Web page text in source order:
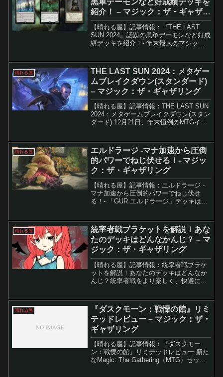
黒単デーモンなど好成績デッキを
紹介！ – マジック：ザ・ギャザリ
ング
【晴れる屋】記事情報：『THE LAST
SUN 2024』話題の黒単デーモンなど好成
績デッキを紹介！- 年末最大のマジック
開。注目デッキとその戦略を詳し...
晴れる屋
THE LAST SUN 2024：メタゲー
ムブレイクダウン(スタンダード)
– マジック：ザ・ギャザリング
【晴れる屋】記事情報：THE LAST SUN
2024：メタゲームブレイクダウン(スタン
ダード) 12月21日、年末恒例のMTGイベ
イヤーがスタンダー...
晴れる屋
エルドラージ -マナ加速から圧倒
的パワーでねじ伏せる！- マジッ
ク：ザ・ギャザリング
【晴れる屋】記事情報：エルドラージ -
マナ加速から圧倒的パワーでねじ伏せ
る！- 「GUR エルドラージ」デッキは、
ることで相手を圧倒する戦略です。土地
とアーティファクト...
晴れる屋
統率者戦ブラケットを解説！あな
たのデッキはどんなかんじ？ – マ
ジック：ザ・ギャザリング
【晴れる屋】記事情報：統率者戦ブラケ
ットを解説！あなたのデッキはどんなか
んじ？統率者戦をより楽しく、快適に遊
トされました。これはルールではなく、
プレイヤー同士が...
晴れる屋
『ダスクモーン：戦慄の館』リミ
テッドレビュー – マジック：ザ・
ギャザリング
【晴れる屋】記事情報：『ダスクモー
ン：戦慄の館』リミテッドレビュー 新た
なMagic: The Gathering（MTG）セット